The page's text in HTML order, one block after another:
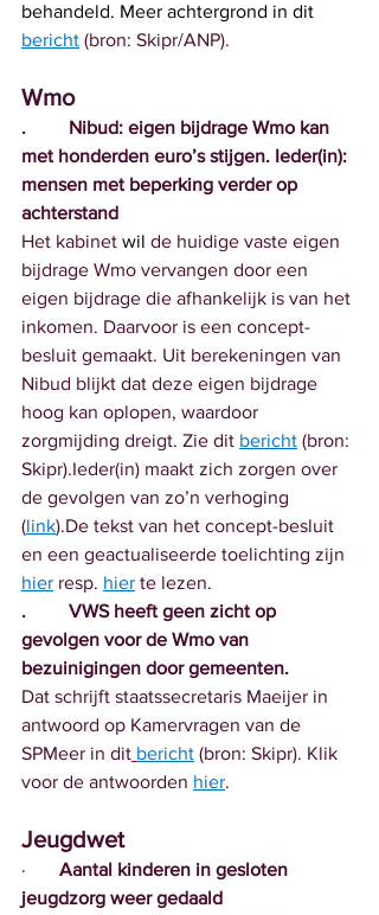
behandeld. Meer achtergrond in dit
bericht (bron: Skipr/ANP).
Wmo
.	Nibud: eigen bijdrage Wmo kan
met honderden euro’s stijgen. Ieder(in):
mensen met beperking verder op
achterstand
Het kabinet wil de huidige vaste eigen
bijdrage Wmo vervangen door een
eigen bijdrage die afhankelijk is van het
inkomen. Daarvoor is een concept-
besluit gemaakt. Uit berekeningen van
Nibud blijkt dat deze eigen bijdrage
hoog kan oplopen, waardoor
zorgmijding dreigt. Zie dit bericht (bron:
Skipr).Ieder(in) maakt zich zorgen over
de gevolgen van zo’n verhoging
(link).De tekst van het concept-besluit
en een geactualiseerde toelichting zijn
hier resp. hier te lezen.
.	VWS heeft geen zicht op
gevolgen voor de Wmo van
bezuinigingen door gemeenten.
Dat schrijft staatssecretaris Maeijer in
antwoord op Kamervragen van de
SPMeer in dit bericht (bron: Skipr). Klik
voor de antwoorden hier.
Jeugdwet
· Aantal kinderen in gesloten
jeugdzorg weer gedaald